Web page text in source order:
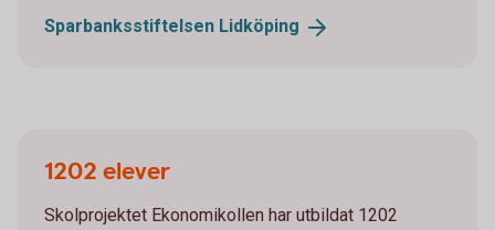
Sparbanksstiftelsen Lidköping
1202 elever
Skolprojektet Ekonomikollen har utbildat 1202